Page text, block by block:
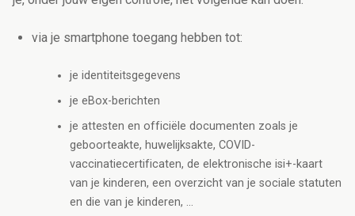
via je smartphone toegang hebben tot:
je identiteitsgegevens
je eBox-berichten
je attesten en officiële documenten zoals je
geboorteakte, huwelijksakte, COVID-
vaccinatiecertificaten, de elektronische isi+-kaart
van je kinderen, een overzicht van je sociale statuten
en die van je kinderen, …